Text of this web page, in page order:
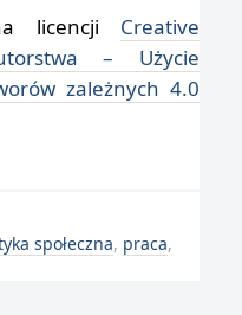
licencji Creative
– Użycie
zależnych 4.0
społeczna, praca,